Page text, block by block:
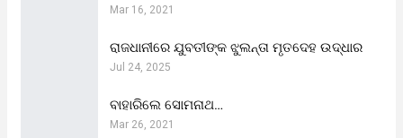
Mar 16, 2021
ରାଜଧାନୀରେ ଯୁବତୀଙ୍କ ଝୁଲନ୍ତା ମୃତଦେହ ଉଦ୍ଧାର
Jul 24, 2025
ବାହାରିଲେ ସୋମନାଥ…
Mar 26, 2021